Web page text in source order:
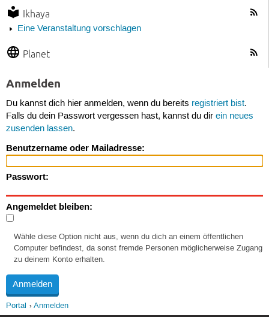
Ikhaya
Eine Veranstaltung vorschlagen
Planet
Anmelden
Du kannst dich hier anmelden, wenn du bereits registriert bist.
Falls du dein Passwort vergessen hast, kannst du dir ein neues
zusenden lassen.
Benutzername oder Mailadresse:
Passwort:
Angemeldet bleiben:
Wähle diese Option nicht aus, wenn du dich an einem öffentlichen
Computer befindest, da sonst fremde Personen möglicherweise Zugang
zu deinem Konto erhalten.
Portal Anmelden